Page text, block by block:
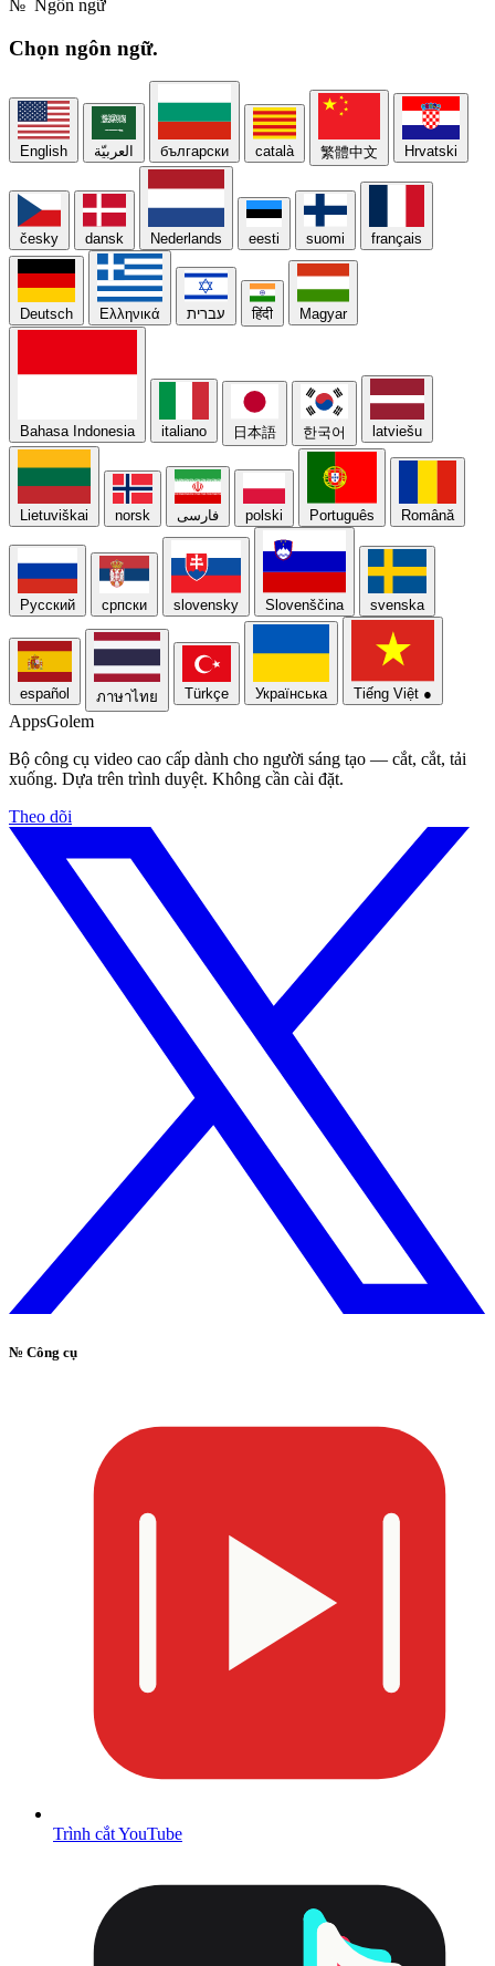
№ Ngôn ngữ
Chọn ngôn ngữ.
English العربيّة български català 繁體中文 Hrvatski
česky dansk Nederlands eesti suomi français
Deutsch Ελληνικά עברית हिंदी Magyar
Bahasa Indonesia italiano 日本語 한국어 latviešu
Lietuviškai norsk فارسی polski Português Română
Русский српски slovensky Slovenščina svenska
español ภาษาไทย Türkçe Українська Tiếng Việt ●
AppsGolem
Bộ công cụ video cao cấp dành cho người sáng tạo — cắt, cắt, tải
xuống. Dựa trên trình duyệt. Không cần cài đặt.
Theo dõi
№ Công cụ
Trình cắt YouTube